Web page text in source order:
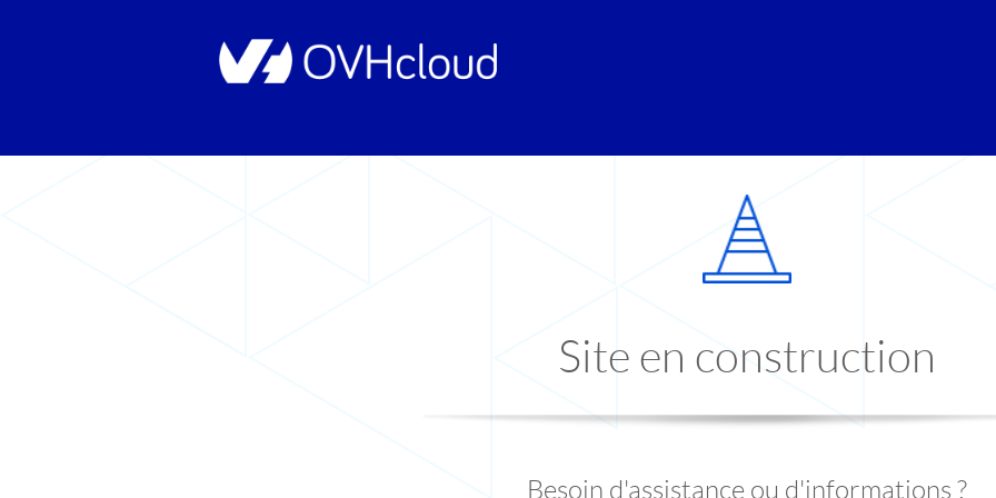
Site en construction
Besoin d'assistance ou d'informations ?